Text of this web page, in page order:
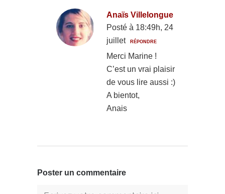
Anaïs Villelongue
Posté à 18:49h, 24
juillet
RÉPONDRE
Merci Marine !
C’est un vrai plaisir
de vous lire aussi :)
A bientot,
Anais
Poster un commentaire